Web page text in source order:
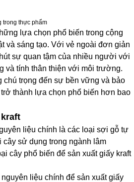
trong thực phẩm
lựa chọn phổ biến trong cộng
và sáng tạo. Với vẻ ngoài đơn giản
sự quan tậm của nhiều người với
và tính thân thiện với môi trường.
trọng đến sự bền vững và bảo
thành lựa chọn phổ biến hơn bao
liệu chính là các loại sợi gỗ tự
sử dụng trong ngành lâm
cây phổ biến để sản xuất giấy kraft
liệu chính để sản xuất giấy